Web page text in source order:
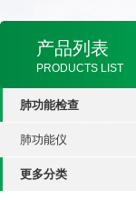
产品列表
PRODUCTS LIST
肺功能检查
肺功能仪
更多分类